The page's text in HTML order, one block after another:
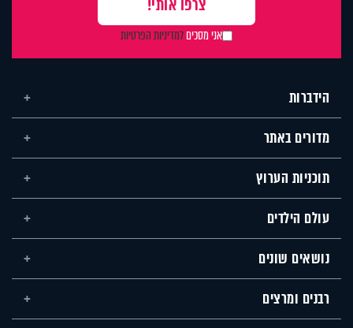
אני מסכיםלמדיניות הפרטיות
הידברות
מדורים באתר
תוכניות הערוץ
עולם הילדים
נושאים שונים
רבנים ומרצים